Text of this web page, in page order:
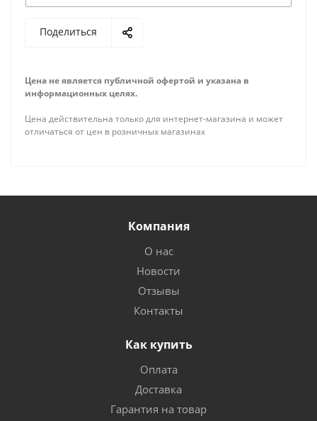
Поделиться
Цена не является публичной офертой и указана в
информационных целях.
Цена действительна только для интернет-магазина и может
отличаться от цен в розничных магазинах
Компания
О нас
Новости
Отзывы
Контакты
Как купить
Оплата
Доставка
Гарантия на товар